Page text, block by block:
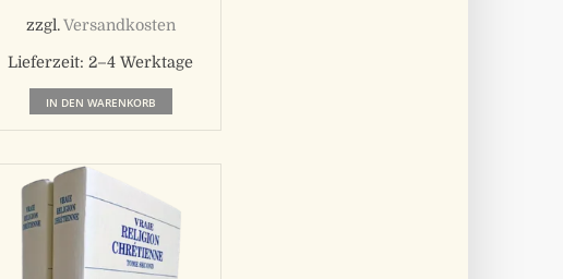
zzgl.Versandkosten
Lieferzeit:2–4 Werktage
IN DEN WARENKORB